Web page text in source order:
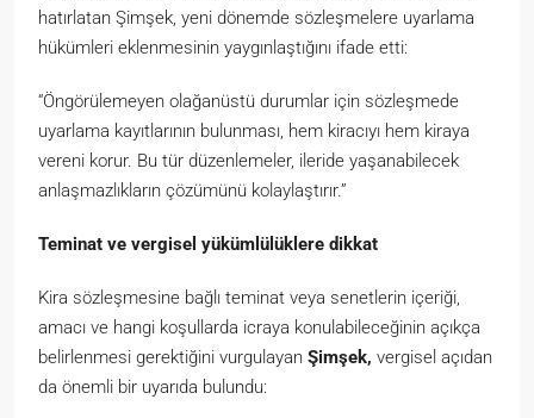
hatırlatan Şimşek, yeni dönemde sözleşmelere uyarlama
hükümleri eklenmesinin yaygınlaştığını ifade etti:
“Öngörülemeyen olağanüstü durumlar için sözleşmede
uyarlama kayıtlarının bulunması, hem kiracıyı hem kiraya
vereni korur. Bu tür düzenlemeler, ileride yaşanabilecek
anlaşmazlıkların çözümünü kolaylaştırır.”
Teminat ve vergisel yükümlülüklere dikkat
Kira sözleşmesine bağlı teminat veya senetlerin içeriği,
amacı ve hangi koşullarda icraya konulabileceğinin açıkça
belirlenmesi gerektiğini vurgulayan Şimşek, vergisel açıdan
da önemli bir uyarıda bulundu: